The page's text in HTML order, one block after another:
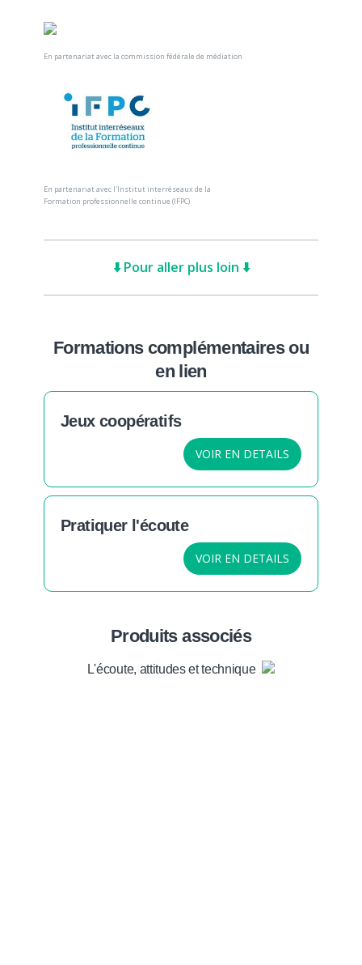
En partenariat avec la commission fédérale de médiation
En partenariat avec l'Institut interréseaux de la
Formation professionnelle continue (IFPC)
⬇️ Pour aller plus loin ⬇️
Formations complémentaires ou
en lien
Jeux coopératifs
VOIR EN DETAILS
Pratiquer l'écoute
VOIR EN DETAILS
Produits associés
L'écoute, attitudes et techniques